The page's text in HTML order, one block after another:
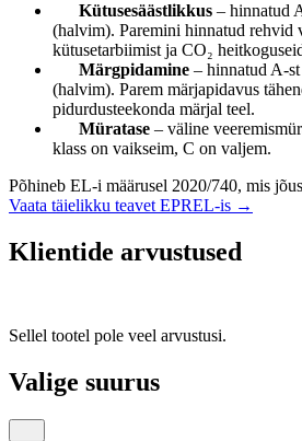
Kütusesäästlikkus – hinnatud
(halvim). Paremini hinnatud rehvid
kütusetarbiimist ja CO₂
Märgpidamine – hinnatud A-
(halvim). Parem märjapidavus
pidurdusteekonda märjal teel.
Müratase – väline
klass on vaikseim, C on valjem.
Põhineb EL-i määrusel 2020/740, mis
Vaata täielikku teavet EPREL-is →
Klientide arvustused
Sellel tootel pole veel arvustusi.
Valige suurus